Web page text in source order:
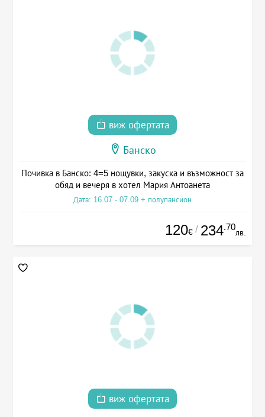
виж офертата
Банско
Почивка в Банско: 4=5 нощувки, закуска и възможност за
обяд и вечеря в хотел Мария Антоанета
Дата: 16.07 - 07.09 + полупансион
120€ / 234.70
лв.
виж офертата